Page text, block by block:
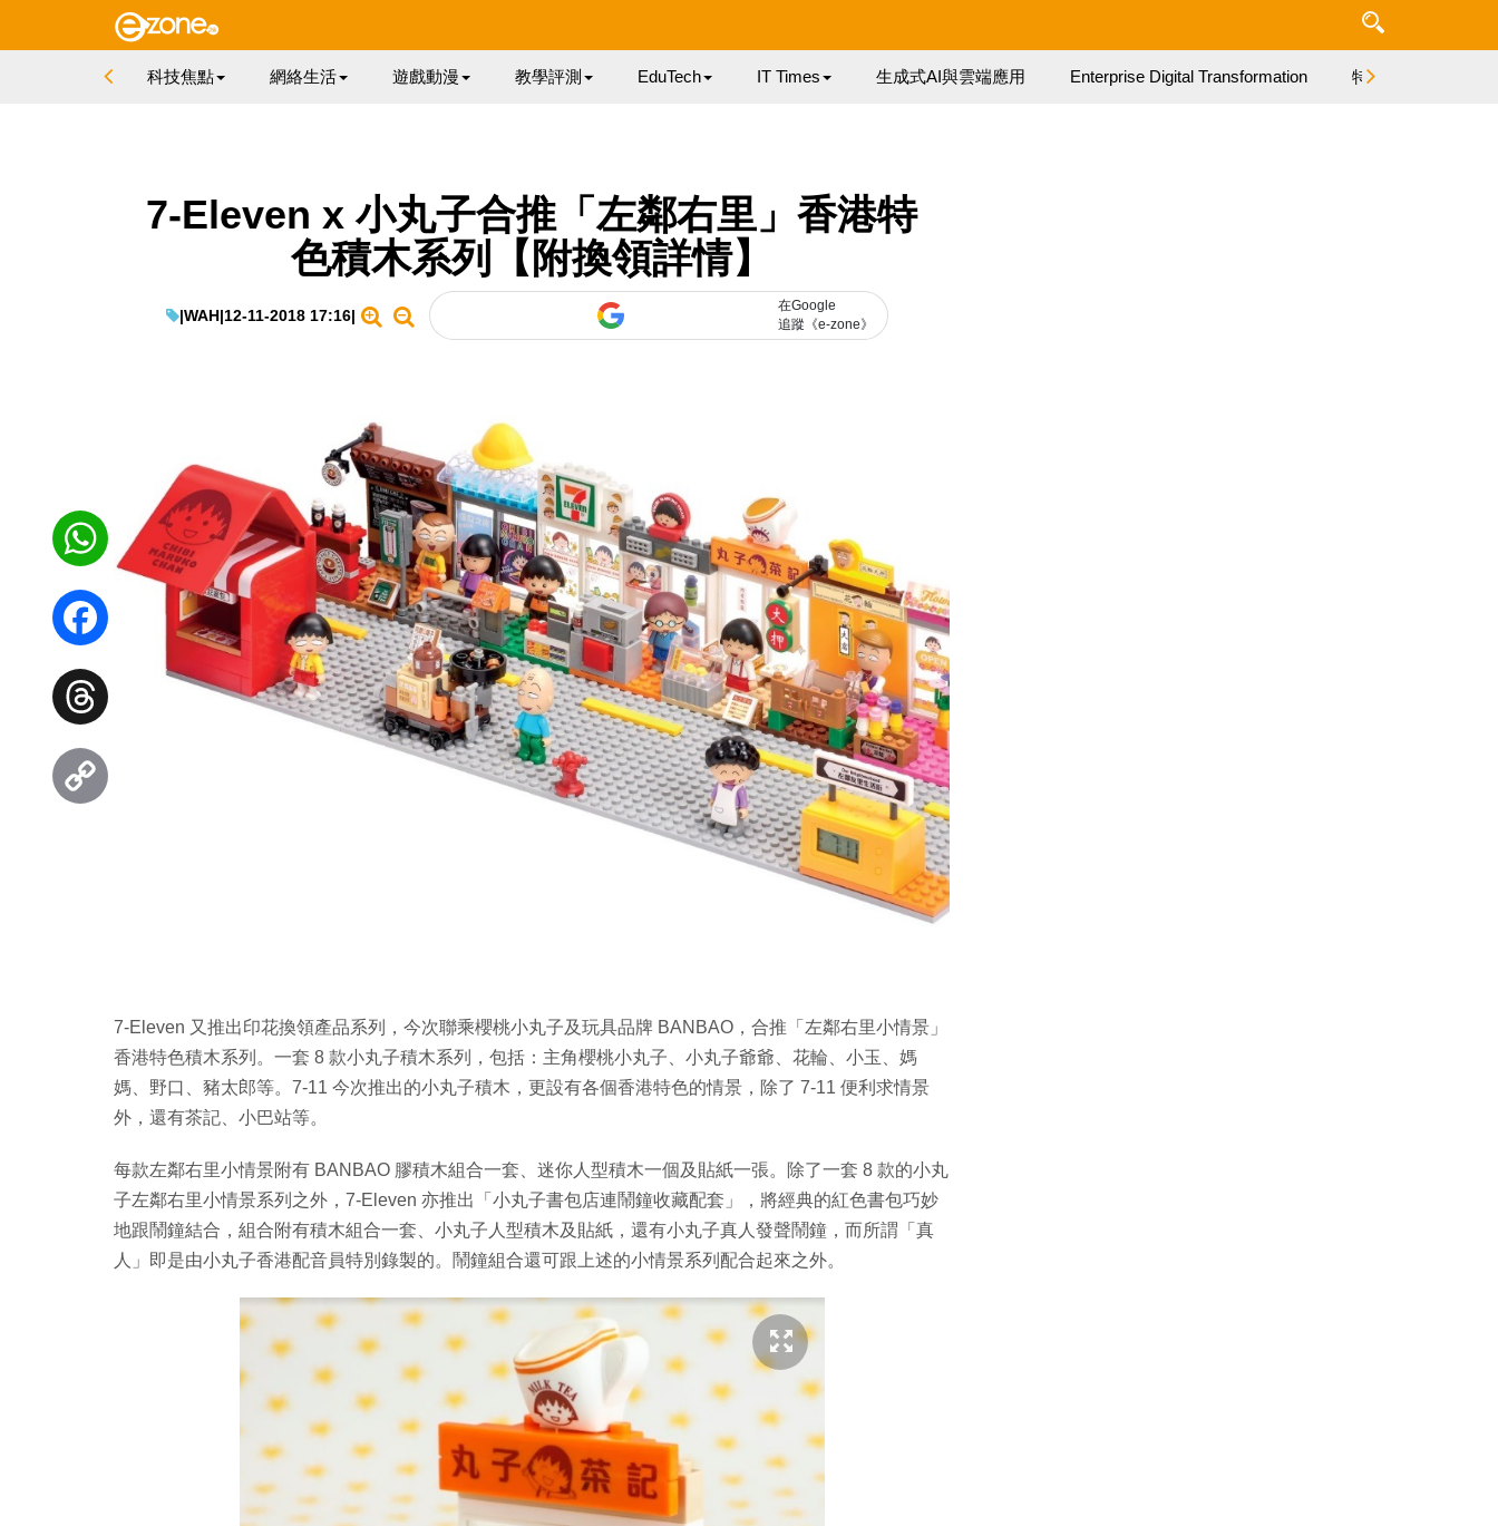
科技焦點 網絡生活 遊戲動漫 教學評測 EduTech IT Times 生成式AI與雲端應用 Enterprise Digital Transformation 特集
7-Eleven x 小丸子合推「左鄰右里」香港特
色積木系列【附換領詳情】
|WAH|12-11-2018 17:16|
在Google
追蹤《e-zone》
7-Eleven 又推出印花換領產品系列，今次聯乘櫻桃小丸子及玩具品牌 BANBAO，合推「左鄰右里小情景」
香港特色積木系列。一套 8 款小丸子積木系列，包括：主角櫻桃小丸子、小丸子爺爺、花輪、小玉、媽
媽、野口、豬太郎等。7-11 今次推出的小丸子積木，更設有各個香港特色的情景，除了 7-11 便利求情景
外，還有茶記、小巴站等。
每款左鄰右里小情景附有 BANBAO 膠積木組合一套、迷你人型積木一個及貼紙一張。除了一套 8 款的小丸
子左鄰右里小情景系列之外，7-Eleven 亦推出「小丸子書包店連鬧鐘收藏配套」，將經典的紅色書包巧妙
地跟鬧鐘結合，組合附有積木組合一套、小丸子人型積木及貼紙，還有小丸子真人發聲鬧鐘，而所謂「真
人」即是由小丸子香港配音員特別錄製的。鬧鐘組合還可跟上述的小情景系列配合起來之外。
WhatsApp
Facebook
Threads